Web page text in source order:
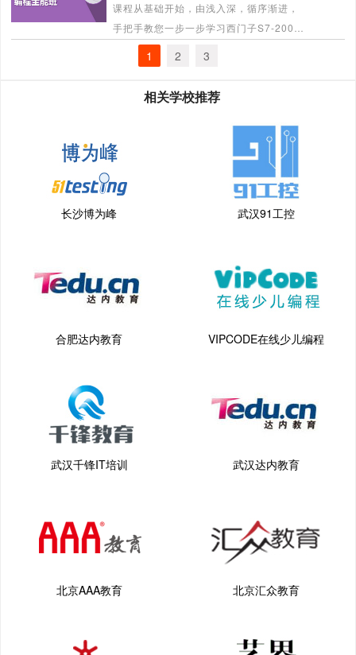
PCB电路板、字符、条形码、二维码等测
量与识别的机器视觉技术。
课程从基础开始，由浅入深，循序渐进，
手把手教您一步一步学习西门子S7-200
SMART、S7-300、变频器、触摸屏、伺
服步进等
1 2 3
相关学校推荐
长沙博为峰 武汉91工控
合肥达内教育 VIPCODE在线少儿编程
武汉千锋IT培训 武汉达内教育
北京AAA教育 北京汇众教育